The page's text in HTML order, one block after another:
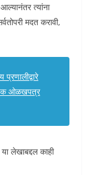
त्यांना
मदत करावी,
ओळखपत्र
लेखाबद्दल काही